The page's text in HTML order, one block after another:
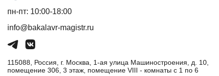
пн-пт: 10:00-18:00
info@bakalavr-magistr.ru
115088, Россия, г. Москва, 1-ая улица Машиностроения, д. 10,
помещение 306, 3 этаж, помещение VIII - комнаты с 1 по 6